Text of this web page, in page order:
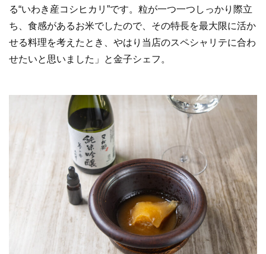
る“いわき産コシヒカリ”です。粒が一つ一つしっかり際立
ち、食感があるお米でしたので、その特長を最大限に活か
せる料理を考えたとき、やはり当店のスペシャリテに合わ
せたいと思いました」と金子シェフ。